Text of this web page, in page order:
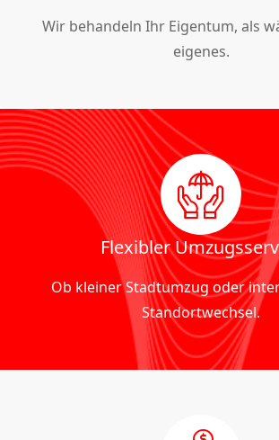
Wir behandeln Ihr Eigentum, als
eigenes.
Flexibler
Ob kleiner Stadtumzug oder
Standortwechsel.